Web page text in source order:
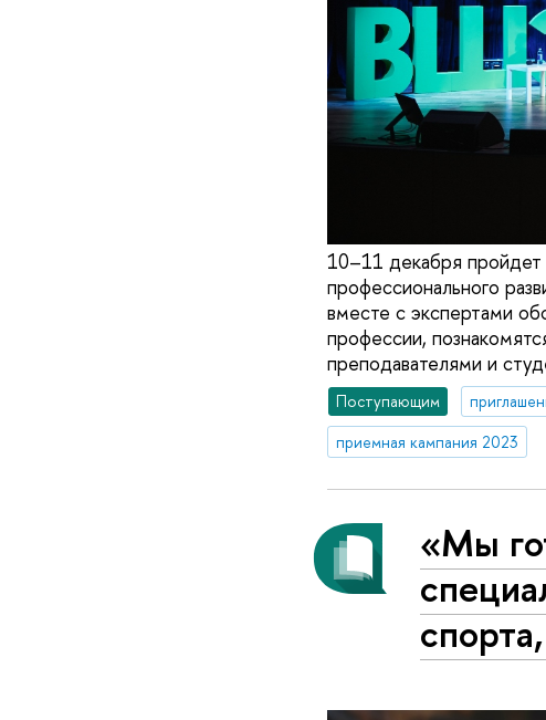
10–11 декабря пройдет
профессионального
вместе с экспертами
профессии,
преподавателями и
Поступающим
приемная кампания 2023
«Мы